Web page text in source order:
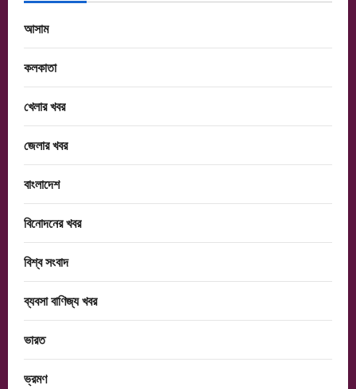
আসাম
কলকাতা
খেলার খবর
জেলার খবর
বাংলাদেশ
বিনোদনের খবর
বিশ্ব সংবাদ
ব্যবসা বাণিজ্য খবর
ভারত
ভ্রমণ